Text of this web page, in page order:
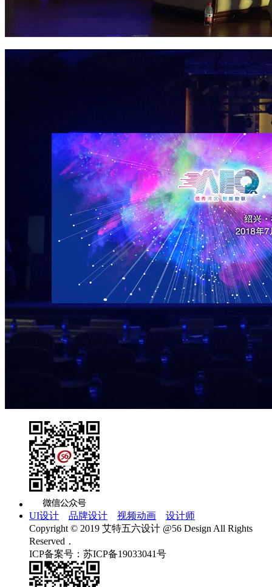
UI设计 品牌设计 视频动画
设计师
Copyright © 2019 艾特五六设计 @56 Design All Rights
Reserved．
ICP备案号：苏ICP备19033041号